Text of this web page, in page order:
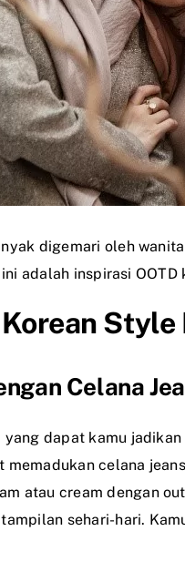
digemari oleh
adalah inspirasi OOTD
Style
Celana
dapat kamu
memadukan celana
atau cream dengan
sehari-hari.